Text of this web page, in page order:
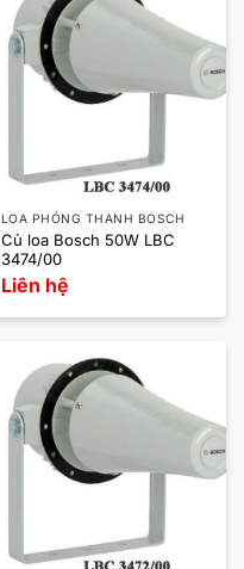
LOA PHÓNG THANH BOSCH
Củ loa Bosch 50W LBC
3474/00
Liên hệ